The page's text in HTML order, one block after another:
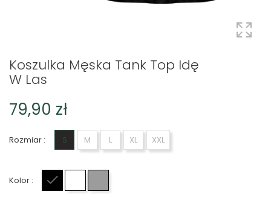
Koszulka Męska Tank Top Idę
W Las
79,90 zł
Rozmiar : S M L XL XXL
Kolor :